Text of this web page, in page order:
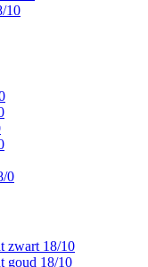
10
0
zwart 18/10
goud 18/10